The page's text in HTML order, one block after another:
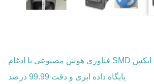
شمارنده اشعه ایکس SMD فناوری هوش مصنوعی با ادغام
پایگاه داده ابری و دقت 99.99 درصد